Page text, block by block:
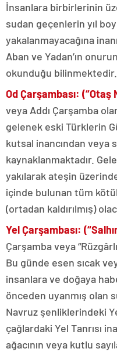
İnsanlara birbirlerinin
sudan geçenlerin yıl
yakalanmayacağına
Aban ve Yadan’ın
okunduğu bilinmektedir.
Od Çarşambası: (“Otaş
veya Addı Çarşamba
gelenek eski Türklerin
kutsal inancından veya
kaynaklanmaktadır.
yakılarak ateşin
içinde bulunan tüm
(ortadan kaldırılmış)
Yel Çarşambası:
Çarşamba veya
Bu günde esen sıcak
insanlara ve doğaya
önceden uyanmış olan
Navruz şenliklerindeki
çağlardaki Yel Tanrısı
ağacının veya kutlu